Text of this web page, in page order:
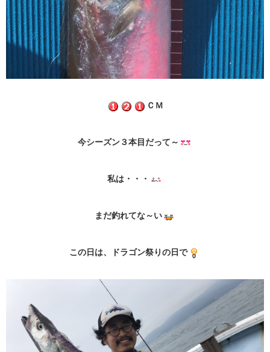
ＣＭ
今シーズン３本目だって～
私は・・・
まだ釣れてな～い
この日は、ドラゴン祭りの日で